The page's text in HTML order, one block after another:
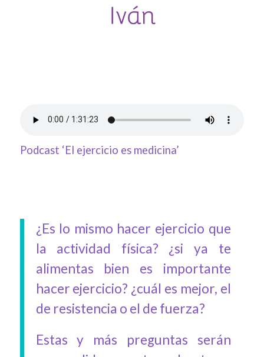
Podcast ‘El ejercicio es medicina’
¿Es lo mismo hacer ejercicio que
la actividad física? ¿si ya te
alimentas bien es importante
hacer ejercicio? ¿cuál es mejor, el
de resistencia o el de fuerza?
Estas y más preguntas serán